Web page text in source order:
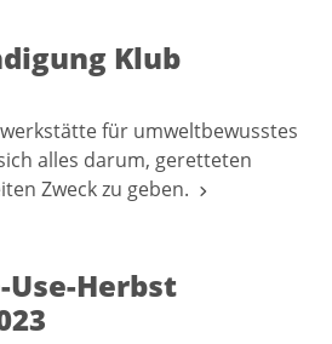
Klub
für umweltbewusstes
alles darum, geretteten
Zweck zu geben.
Use-Herbst